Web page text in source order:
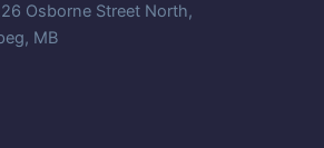
Osborne Street North,
MB